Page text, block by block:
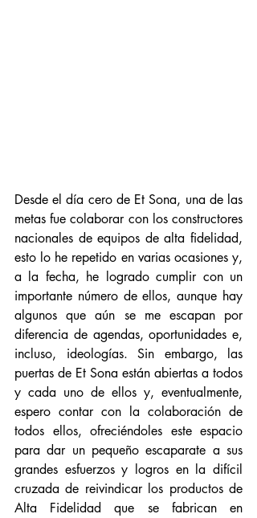
Desde el día cero de Et Sona, una de las
metas fue colaborar con los constructores
nacionales de equipos de alta fidelidad,
esto lo he repetido en varias ocasiones y,
a la fecha, he logrado cumplir con un
importante número de ellos, aunque hay
algunos que aún se me escapan por
diferencia de agendas, oportunidades e,
incluso, ideologías. Sin embargo, las
puertas de Et Sona están abiertas a todos
y cada uno de ellos y, eventualmente,
espero contar con la colaboración de
todos ellos, ofreciéndoles este espacio
para dar un pequeño escaparate a sus
grandes esfuerzos y logros en la difícil
cruzada de reivindicar los productos de
Alta Fidelidad que se fabrican en